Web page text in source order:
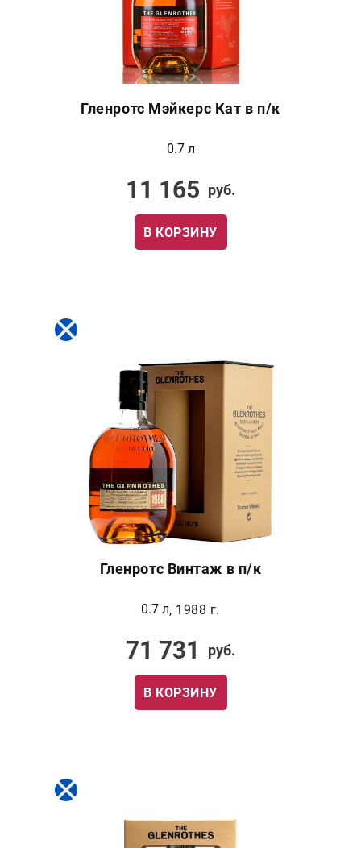
Гленротс Мэйкерс Кат в п/к
0.7 л
11 165 руб.
В КОРЗИНУ
Гленротс Винтаж в п/к
0.7 л, 1988 г.
71 731 руб.
В КОРЗИНУ